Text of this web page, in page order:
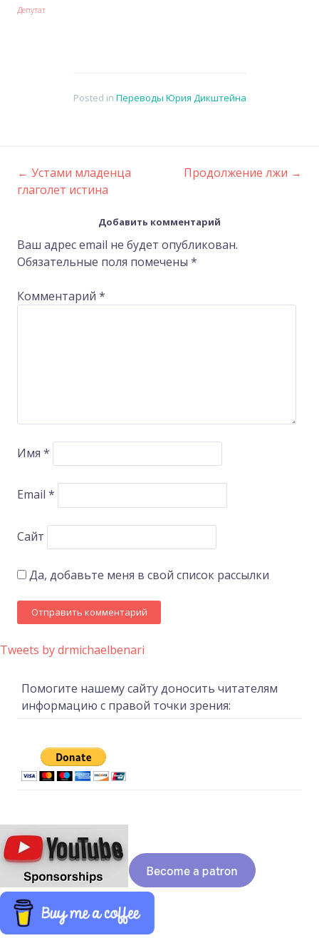
Депутат
Posted in Переводы Юрия Дикштейна
Post
navigation
← Устами младенца
глаголет истина
Продолжение лжи →
Добавить комментарий
Ваш адрес email не будет опубликован.
Обязательные поля помечены *
Комментарий *
Имя *
Email *
Сайт
Да, добавьте меня в свой список рассылки
Tweets by drmichaelbenari
Помогите нашему сайту доносить читателям
информацию с правой точки зрения: